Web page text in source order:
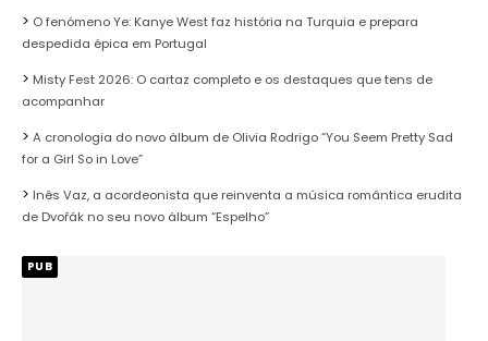
O fenómeno Ye: Kanye West faz história na Turquia e prepara
despedida épica em Portugal
Misty Fest 2026: O cartaz completo e os destaques que tens de
acompanhar
A cronologia do novo álbum de Olivia Rodrigo “You Seem Pretty Sad
for a Girl So in Love”
Inês Vaz, a acordeonista que reinventa a música romântica erudita
de Dvořák no seu novo álbum “Espelho”
PUB